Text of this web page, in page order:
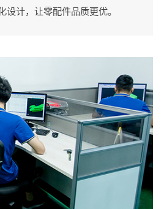
设计，让零配件品质更优。